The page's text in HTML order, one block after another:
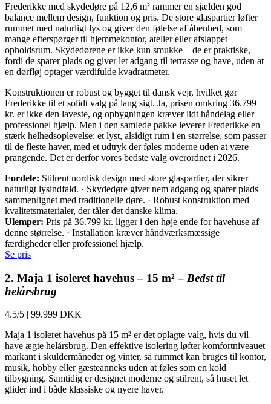
Frederikke med skydedøre på 12,6 m² rammer en sjælden god
balance mellem design, funktion og pris. De store glaspartier løfter
rummet med naturligt lys og giver den følelse af åbenhed, som
mange efterspørger til hjemmekontor, atelier eller afslappet
opholdsrum. Skydedørene er ikke kun smukke – de er praktiske,
fordi de sparer plads og giver let adgang til terrasse og have, uden at
en dørfløj optager værdifulde kvadratmeter.
Konstruktionen er robust og bygget til dansk vejr, hvilket gør
Frederikke til et solidt valg på lang sigt. Ja, prisen omkring 36.799
kr. er ikke den laveste, og opbygningen kræver lidt håndelag eller
professionel hjælp. Men i den samlede pakke leverer Frederikke en
stærk helhedsoplevelse: et lyst, alsidigt rum i en størrelse, som passer
til de fleste haver, med et udtryk der føles moderne uden at være
prangende. Det er derfor vores bedste valg overordnet i 2026.
Fordele: Stilrent nordisk design med store glaspartier, der sikrer
naturligt lysindfald. · Skydedøre giver nem adgang og sparer plads
sammenlignet med traditionelle døre. · Robust konstruktion med
kvalitetsmaterialer, der tåler det danske klima.
Ulemper: Pris på 36.799 kr. ligger i den høje ende for havehuse af
denne størrelse. · Installation kræver håndværksmæssige
færdigheder eller professionel hjælp.
Se pris
2. Maja 1 isoleret havehus – 15 m² – Bedst til
helårsbrug
4.5/5 | 99.999 DKK
Maja 1 isoleret havehus på 15 m² er det oplagte valg, hvis du vil
have ægte helårsbrug. Den effektive isolering løfter komfortniveauet
markant i skuldermåneder og vinter, så rummet kan bruges til kontor,
musik, hobby eller gæsteanneks uden at føles som en kold
tilbygning. Samtidig er designet moderne og stilrent, så huset let
glider ind i både klassiske og nyere haver.